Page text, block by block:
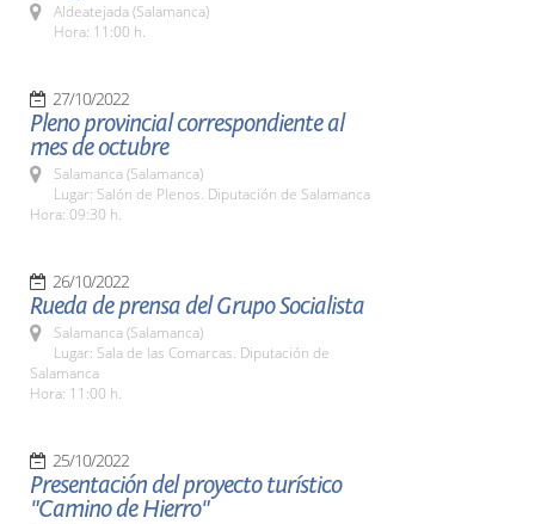
Aldeatejada (Salamanca)
Hora: 11:00 h.
27/10/2022
Pleno provincial correspondiente al
mes de octubre
Salamanca (Salamanca)
Lugar: Salón de Plenos. Diputación de Salamanca
Hora: 09:30 h.
26/10/2022
Rueda de prensa del Grupo Socialista
Salamanca (Salamanca)
Lugar: Sala de las Comarcas. Diputación de
Salamanca
Hora: 11:00 h.
25/10/2022
Presentación del proyecto turístico
"Camino de Hierro"